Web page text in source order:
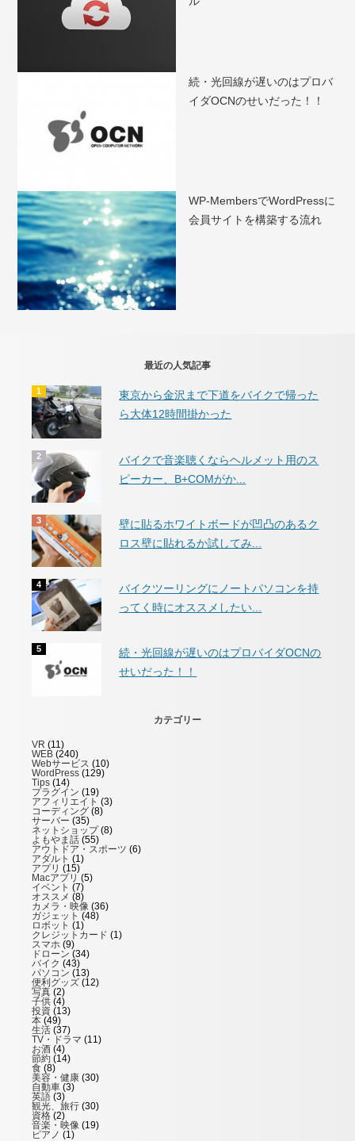
続・光回線が遅いのはプロバ
イダOCNのせいだった！！
WP-MembersでWordPressに
会員サイトを構築する流れ
最近の人気記事
東京から金沢まで下道をバイクで帰った
ら大体12時間掛かった
バイクで音楽聴くならヘルメット用のス
ピーカー、B+COMがか...
壁に貼るホワイトボードが凹凸のあるク
ロス壁に貼れるか試してみ...
バイクツーリングにノートパソコンを持
ってく時にオススメしたい...
続・光回線が遅いのはプロバイダOCNの
せいだった！！
カテゴリー
VR (11)
WEB (240)
Webサービス (10)
WordPress (129)
Tips (14)
プラグイン (19)
アフィリエイト (3)
コーディング (8)
サーバー (35)
ネットショップ(8)
よもやま話 (55)
アウトドア・スポーツ (6)
アダルト (1)
アプリ (15)
Macアプリ (5)
イベント (7)
オススメ (8)
カメラ・映像 (36)
ガジェット (48)
ロボット (1)
クレジットカード (1)
スマホ (9)
ドローン (34)
バイク (43)
パソコン (13)
便利グッズ (12)
写真 (2)
子供 (4)
投資 (13)
本 (49)
生活 (37)
TV・ドラマ (11)
お酒 (4)
節約 (14)
食 (8)
美容・健康 (30)
自動車 (3)
英語 (3)
観光、旅行 (30)
資格 (2)
音楽・映像 (19)
ピアノ (1)